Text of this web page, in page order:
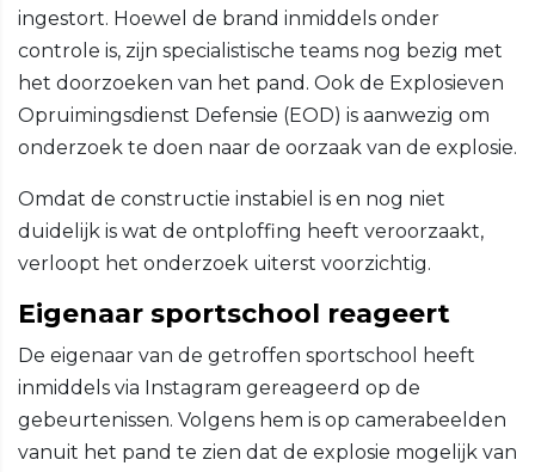
ingestort. Hoewel de brand inmiddels onder
controle is, zijn specialistische teams nog bezig met
het doorzoeken van het pand. Ook de Explosieven
Opruimingsdienst Defensie (EOD) is aanwezig om
onderzoek te doen naar de oorzaak van de explosie.
Omdat de constructie instabiel is en nog niet
duidelijk is wat de ontploffing heeft veroorzaakt,
verloopt het onderzoek uiterst voorzichtig.
Eigenaar sportschool reageert
De eigenaar van de getroffen sportschool heeft
inmiddels via Instagram gereageerd op de
gebeurtenissen. Volgens hem is op camerabeelden
vanuit het pand te zien dat de explosie mogelijk van